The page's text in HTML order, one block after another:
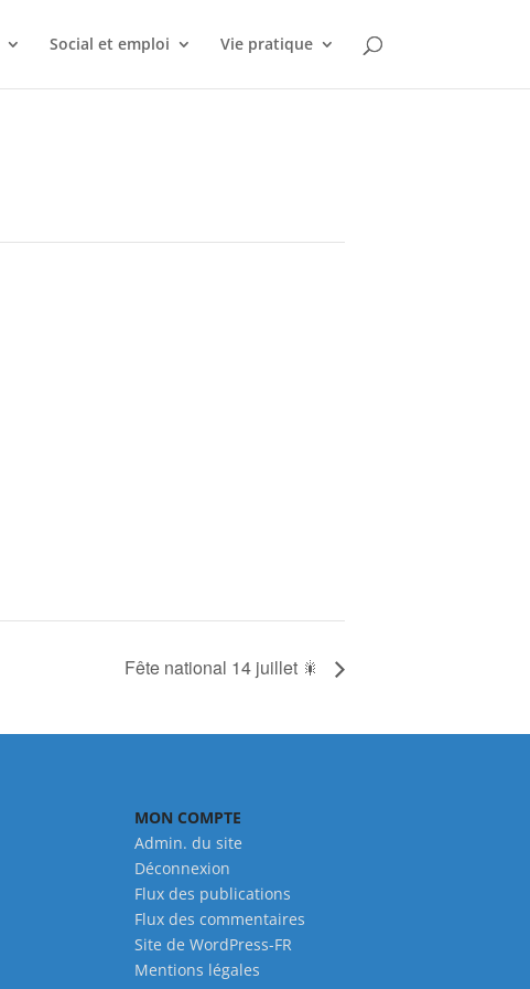
Social et emploi Vie pratique
Fête national 14 juillet 🎇
MON COMPTE
Admin. du site
Déconnexion
Flux des publications
Flux des commentaires
Site de WordPress-FR
Mentions légales